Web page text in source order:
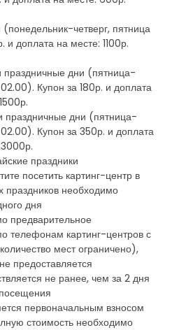
четверг, пятница
доплата на месте: 1100р.
дни (пятница-
Купон за 180р. и доплата
праздничные дни (пятница-
Купон за 350р. и доплата
праздники
посетить картинг-центр в
праздников необходимо
дня
предварительное
телефонам картинг-центров с
мест ограничено),
предоставляется
не ранее, чем за 2 дня
первоначальным взносом
стоимость необходимо